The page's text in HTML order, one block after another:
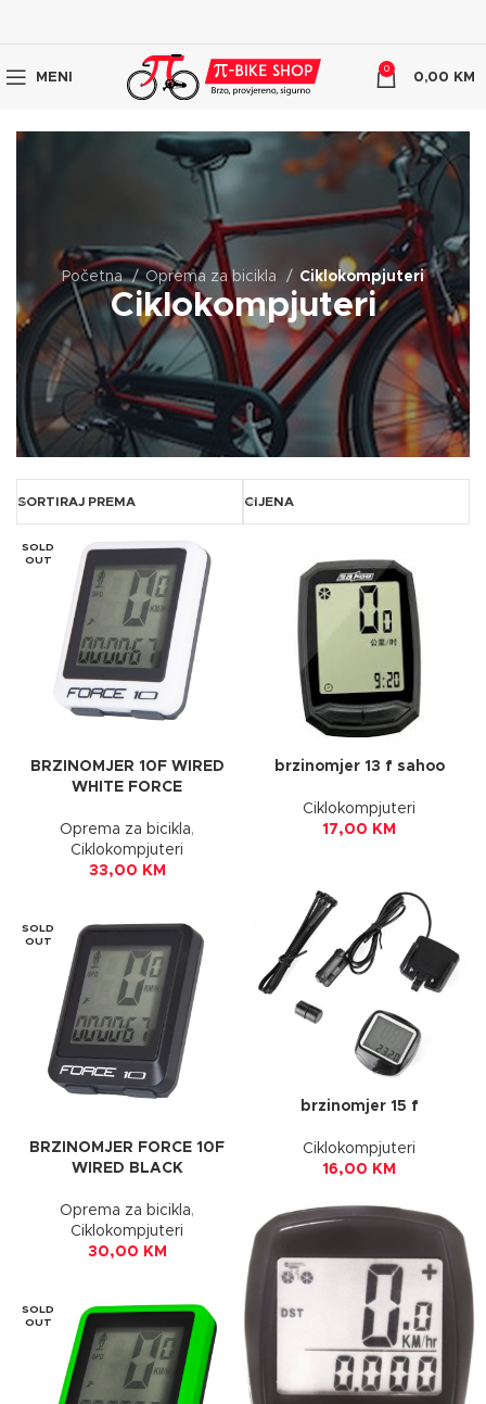
MENI
0
0,00 KM
Početna Oprema za bicikla Ciklokompjuteri
Ciklokompjuteri
SORTIRAJ PREMA CIJENA
SOLD
OUT
BRZINOMJER 10F WIRED
WHITE FORCE
Oprema za bicikla,
Ciklokompjuteri
33,00 KM
brzinomjer 13 f sahoo
Ciklokompjuteri
17,00 KM
brzinomjer 15 f
Ciklokompjuteri
16,00 KM
SOLD
OUT
BRZINOMJER FORCE 10F
WIRED BLACK
Oprema za bicikla,
Ciklokompjuteri
30,00 KM
SOLD
OUT